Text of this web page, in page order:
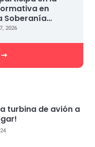
en
Soberanía
Aleman
2026
turbina de avión a